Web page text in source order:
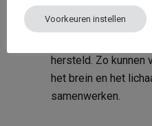
Bijvoorbeeld na het
rustigere informatie
hersteld. Zo kunnen
het brein en het
samenwerken.
Voorkeuren instellen